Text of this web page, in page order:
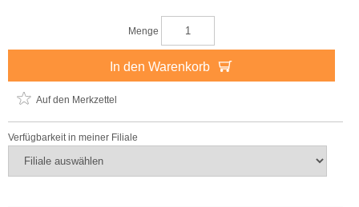
Menge
In den Warenkorb
Auf den Merkzettel
Verfügbarkeit in meiner Filiale